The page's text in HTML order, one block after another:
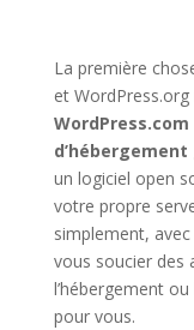
La première
et
d’hébergement
un logiciel open
votre propre
simplement, avec
vous soucier des
l’hébergement
pour vous.